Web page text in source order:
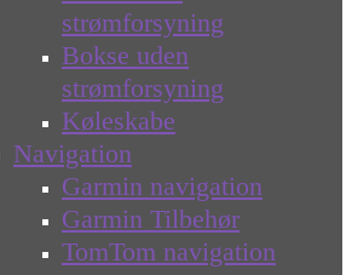
strømforsyning
Bokse uden
strømforsyning
Køleskabe
Navigation
Garmin navigation
Garmin Tilbehør
TomTom navigation